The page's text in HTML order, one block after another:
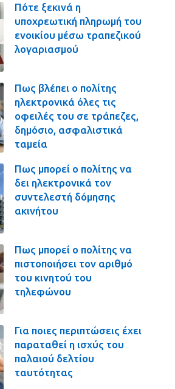
Πότε ξεκινά η
υποχρεωτική πληρωμή του
ενοικίου μέσω τραπεζικού
λογαριασμού
Πως βλέπει ο πολίτης
ηλεκτρονικά όλες τις
οφειλές του σε τράπεζες,
δημόσιο, ασφαλιστικά
ταμεία
Πως μπορεί ο πολίτης να
δει ηλεκτρονικά τον
συντελεστή δόμησης
ακινήτου
Πως μπορεί ο πολίτης να
πιστοποιήσει τον αριθμό
του κινητού του
τηλεφώνου
Για ποιες περιπτώσεις έχει
παραταθεί η ισχύς του
παλαιού δελτίου
ταυτότητας